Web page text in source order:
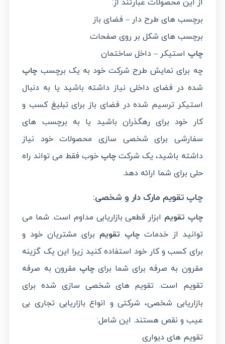
از این محصولات عبارتند از:
برچسب های طرح دار – فضای باز
برچسب های شکل بر روی صفحات
چاپ استیکر – داخل ساختمان
چه برای نمایش طرح شرکت خود به یک برچسب چاپ
شده در فضای داخلی نیاز داشته باشید یا به دنبال
استیکر ترسیم شده در فضای باز برای تبلیغ کسب و
کار خود برای رهگذران باشید یا به برچسب های
سفارشی برای شخصی سازی محصولات خود نیاز
داشته باشید، یک شرکت چاپ خوب فقط می تواند راه
حلی برای شما ارائه دهد.
چاپ تقویم مارک دار و شخصی:
چاپ تقویم ابزار قطعی بازاریابی مداوم است. شما می
توانید از خدمات چاپ تقویم برای مشتریان خود و
برای کسب و کار خود استفاده کنید زیرا این یک گزینه
مقرون به صرفه برای شما برایچاپ مقرون به صرفه
تقویم است. تقویمهای شخصی سازی شده برای
بازاریابی شخصی، شرکتی و انواع بازاریابی تجاری بی
عیب و نقص هستند. این شامل:
تقویم های دیواری